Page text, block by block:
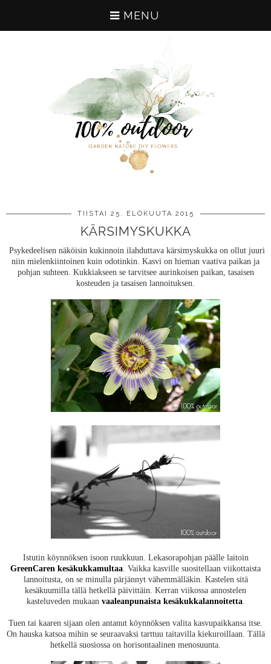
MENU
TIISTAI 25. ELOKUUTA 2015
KÄRSIMYSKUKKA
Psykedeelisen näköisin kukinnoin ilahduttava kärsimyskukka on ollut juuri
niin mielenkiintoinen kuin odotinkin. Kasvi on hieman vaativa paikan ja
pohjan suhteen. Kukkiakseen se tarvitsee aurinkoisen paikan, tasaisen
kosteuden ja tasaisen lannoituksen.
Istutin köynnöksen isoon ruukkuun. Lekasorapohjan päälle laitoin
GreenCaren kesäkukkamultaa . Vaikka kasville suositellaan viikottaista
lannoitusta, on se minulla pärjännyt vähemmälläkin. Kastelen sitä
kesäkuumilla tällä hetkellä päivittäin. Kerran viikossa annostelen
kasteluveden mukaan vaaleanpunaista kesäkukkalannoitetta.
Tuen tai kaaren sijaan olen antanut köynnöksen valita kasvupaikkansa itse.
On hauska katsoa mihin se seuraavaksi tarttuu taitavilla kiekuroillaan. Tällä
hetkellä suosiossa on horisontaalinen menosuunta.